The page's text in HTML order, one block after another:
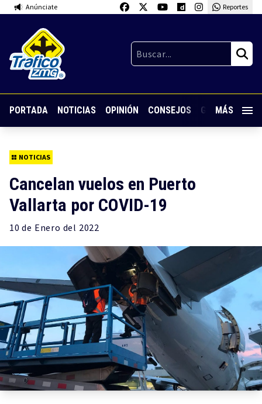
Anúnciate Reportes
PORTADA NOTICIAS OPINIÓN CONSEJOS GUARDIA
MÁS
NOTICIAS
Cancelan vuelos en Puerto
Vallarta por COVID-19
10 de Enero del 2022